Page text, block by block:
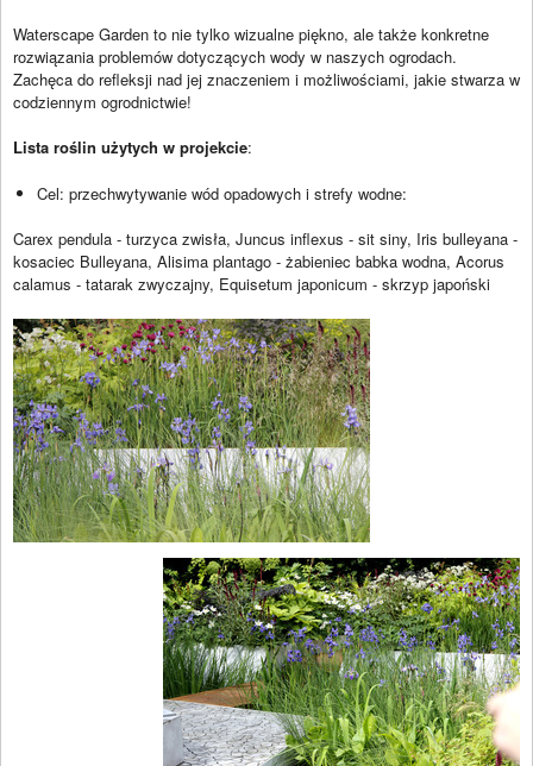
Waterscape Garden to nie tylko wizualne piękno, ale także konkretne
rozwiązania problemów dotyczących wody w naszych ogrodach.
Zachęca do refleksji nad jej znaczeniem i możliwościami, jakie stwarza w
codziennym ogrodnictwie!
Lista roślin użytych w projekcie:
Cel: przechwytywanie wód opadowych i strefy wodne:
Carex pendula - turzyca zwisła, Juncus inflexus - sit siny, Iris bulleyana -
kosaciec Bulleyana, Alisima plantago - żabieniec babka wodna, Acorus
calamus - tatarak zwyczajny, Equisetum japonicum - skrzyp japoński